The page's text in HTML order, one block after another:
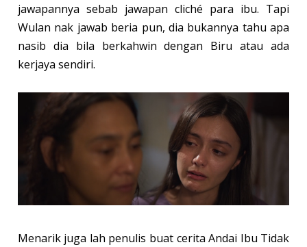
jawapannya sebab jawapan cliché para ibu. Tapi
Wulan nak jawab beria pun, dia bukannya tahu apa
nasib dia bila berkahwin dengan Biru atau ada
kerjaya sendiri.
Menarik juga lah penulis buat cerita Andai Ibu Tidak